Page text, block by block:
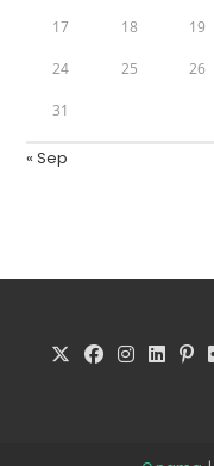
17 18 19
24 25 26
31
« Sep